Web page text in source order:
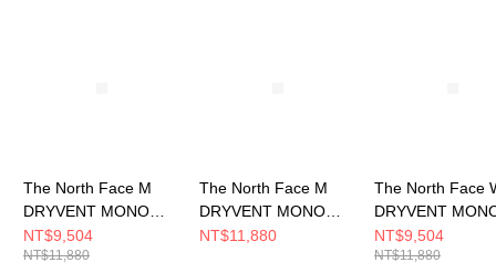
The North Face M
DRYVENT MONO
MOUNTAIN JACKET
男 防水外套
NT$9,504
NT$11,880
The North Face M
DRYVENT MONO
MOUNTAIN JACKET
NT$11,880
The North Face
DRYVENT
MOUNTAIN
女 防水外套
NT$9,504
NT$11,880